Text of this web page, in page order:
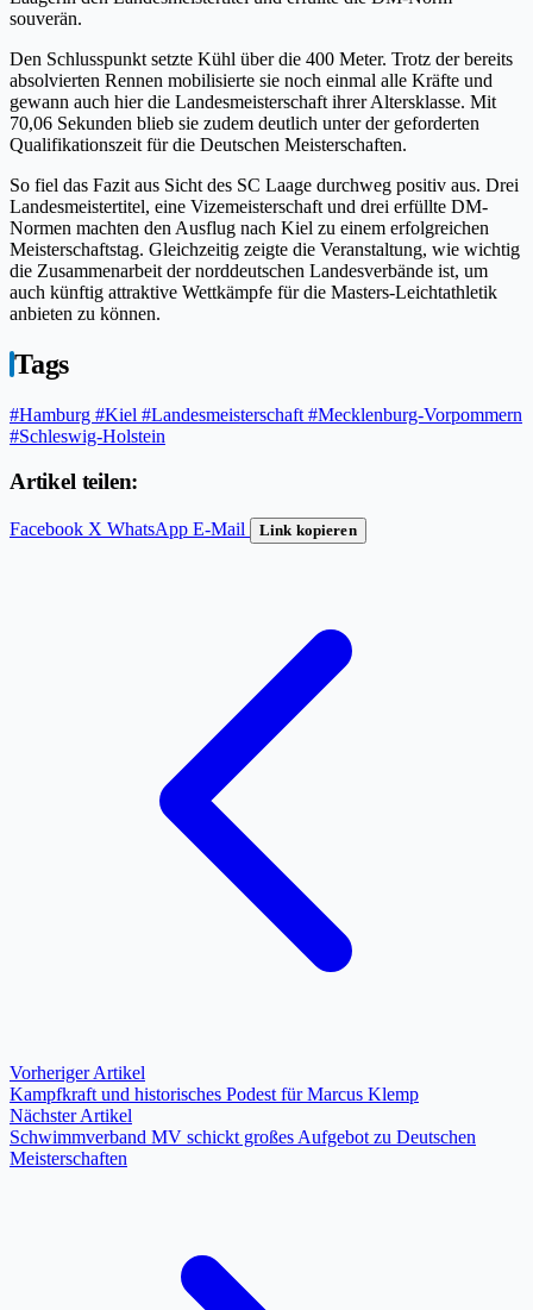
souverän.
Den Schlusspunkt setzte Kühl über die 400 Meter. Trotz der bereits
absolvierten Rennen mobilisierte sie noch einmal alle Kräfte und
gewann auch hier die Landesmeisterschaft ihrer Altersklasse. Mit
70,06 Sekunden blieb sie zudem deutlich unter der geforderten
Qualifikationszeit für die Deutschen Meisterschaften.
So fiel das Fazit aus Sicht des SC Laage durchweg positiv aus. Drei
Landesmeistertitel, eine Vizemeisterschaft und drei erfüllte DM-
Normen machten den Ausflug nach Kiel zu einem erfolgreichen
Meisterschaftstag. Gleichzeitig zeigte die Veranstaltung, wie wichtig
die Zusammenarbeit der norddeutschen Landesverbände ist, um
auch künftig attraktive Wettkämpfe für die Masters-Leichtathletik
anbieten zu können.
Tags
#Hamburg #Kiel #Landesmeisterschaft #Mecklenburg-Vorpommern
#Schleswig-Holstein
Artikel teilen:
Facebook X WhatsApp E-Mail Link kopieren
Vorheriger Artikel
Kampfkraft und historisches Podest für Marcus Klemp
Nächster Artikel
Schwimmverband MV schickt großes Aufgebot zu Deutschen
Meisterschaften